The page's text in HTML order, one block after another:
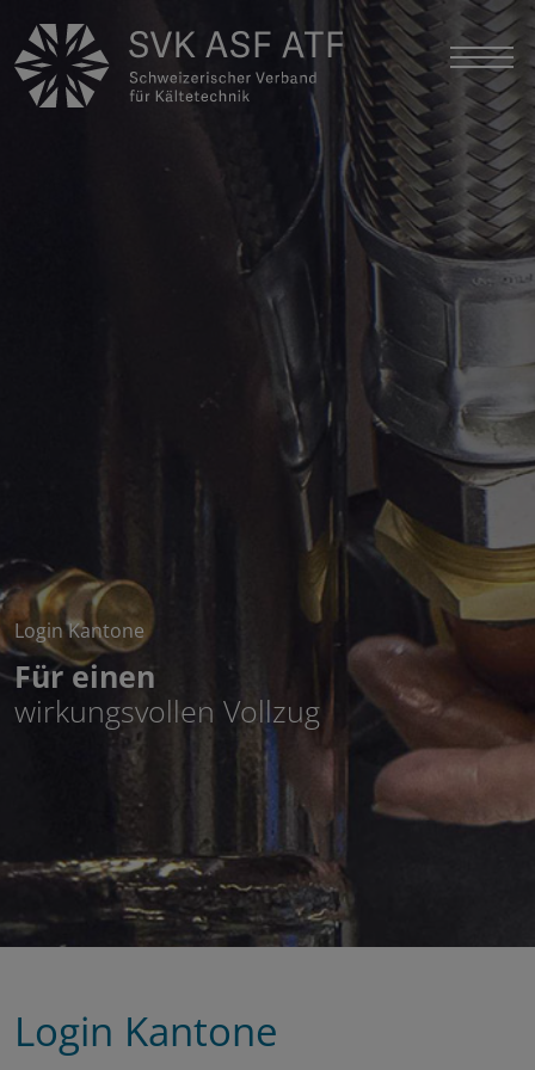
Login Kantone
Für einen
wirkungsvollen Vollzug
Login Kantone